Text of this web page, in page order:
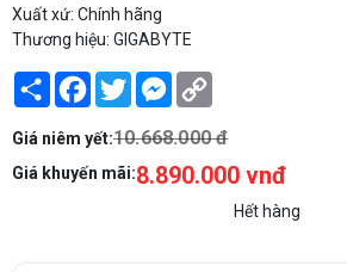
Xuất xứ: Chính hãng
Thương hiệu: GIGABYTE
Share Facebook
TwitterMessenger
Giá niêm yết:10.668.000 đ
Giá khuyến mãi:8.890.000 vnđ
Hết hàng